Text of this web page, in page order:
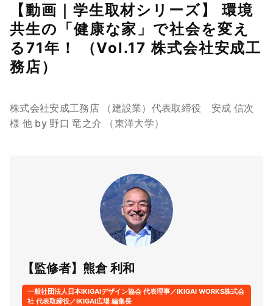
【動画｜学生取材シリーズ】 環境
共生の「健康な家」で社会を変え
る71年！ （Vol.17 株式会社安成工
務店）
株式会社安成工務店 （建設業）代表取締役 安成 信次
様 他 by 野口 竜之介 （東洋大学）
【監修者】熊倉 利和
一般社団法人日本IKIGAIデザイン協会 代表理事／IKIGAI WORKS株式会
社 代表取締役／IKIGAI広場 編集長